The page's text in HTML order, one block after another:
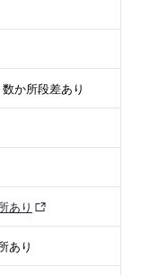
か所段差あり
あり
あり